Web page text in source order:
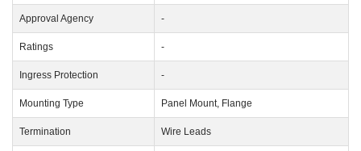
Approval Agency -
Ratings -
Ingress Protection -
Mounting Type Panel Mount, Flange
Termination Wire Leads